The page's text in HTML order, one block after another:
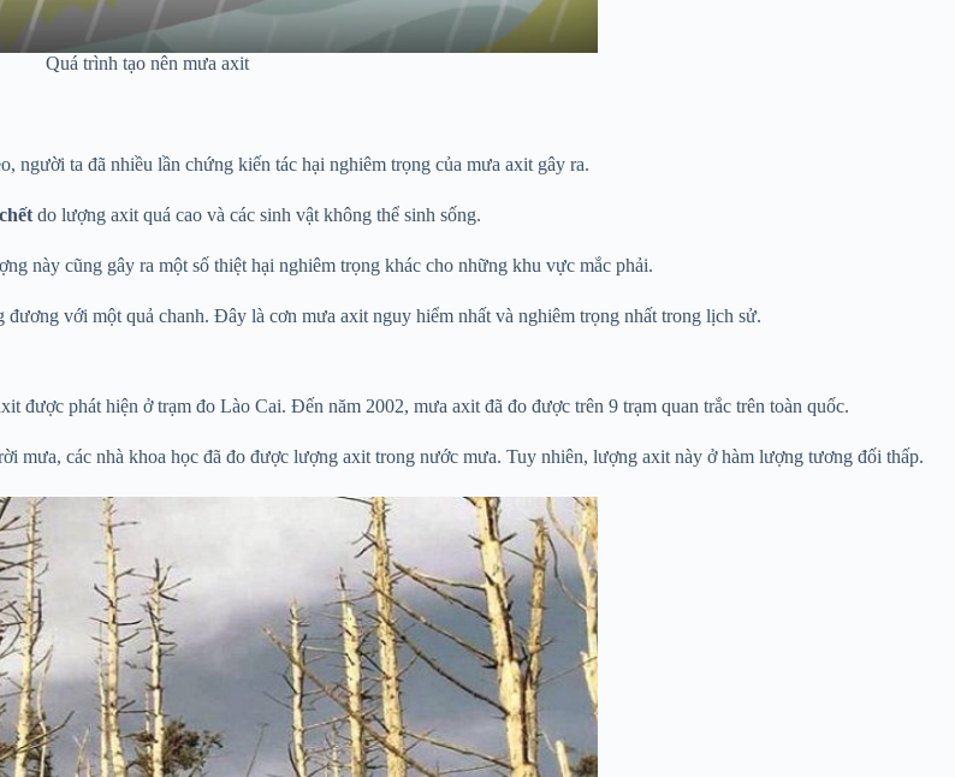
Quá trình tạo nên mưa axit
người ta đã nhiều lần chứng kiến tác hại nghiêm trọng của mưa axit gây ra.
do lượng axit quá cao và các sinh vật không thể sinh sống.
này cũng gây ra một số thiệt hại nghiêm trọng khác cho những khu vực mắc phải.
với một quả chanh. Đây là cơn mưa axit nguy hiểm nhất và nghiêm trọng nhất trong lịch sử.
được phát hiện ở trạm đo Lào Cai. Đến năm 2002, mưa axit đã đo được trên 9 trạm quan trắc trên toàn quốc.
các nhà khoa học đã đo được lượng axit trong nước mưa. Tuy nhiên, lượng axit này ở hàm lượng tương đối thấp.